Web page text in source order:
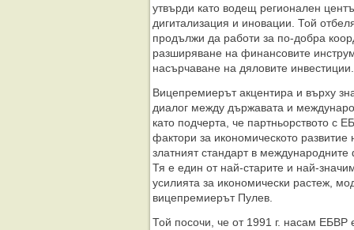
утвърди като водещ регионален
дигитализация и иновации. Той
продължи да работи за по-добра
разширяване на финансовите
насърчаване на дяловите инвестиции.
Вицепремиерът акцентира и върху
диалог между държавата и
като подчерта, че партньорството с
фактори за икономическото развитие
златният стандарт в
Тя е един от най-старите и най-
усилията за икономически растеж,
вицепремиерът Пулев.
Той посочи, че от 1991 г. насам